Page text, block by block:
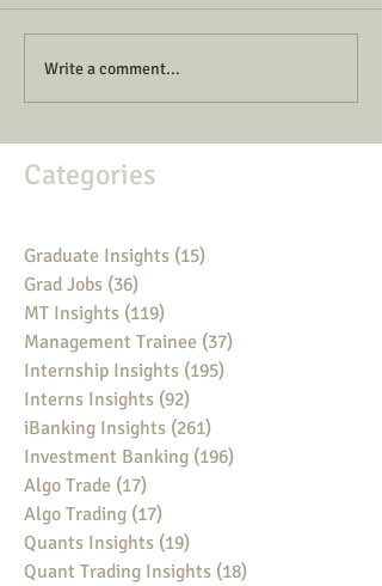
Write a comment...
Categories
Graduate Insights (15)
Grad Jobs (36)
MT Insights (119)
Management Trainee (37)
Internship Insights (195)
Interns Insights (92)
iBanking Insights (261)
Investment Banking (196)
Algo Trade (17)
Algo Trading (17)
Quants Insights (19)
Quant Trading Insights (18)